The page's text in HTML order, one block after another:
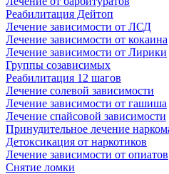
Реабилитация Дейтоп
Лечение зависимости от ЛСД
Лечение зависимости от кокаина
Лечение зависимости от Лирики
Группы созависимых
Реабилитация 12 шагов
Лечение солевой зависимости
Лечение зависимости от гашиша
Лечение спайсовой зависимости
Принудительное лечение
Детоксикация от наркотиков
Лечение зависимости от опиатов
Снятие ломки